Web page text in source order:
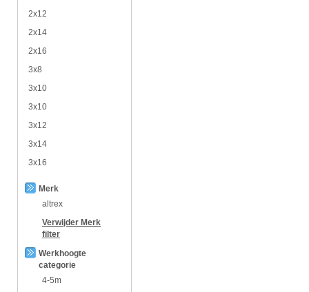
2x12
2x14
2x16
3x8
3x10
3x10
3x12
3x14
3x16
Merk
altrex
Verwijder Merk
filter
Werkhoogte
categorie
4-5m